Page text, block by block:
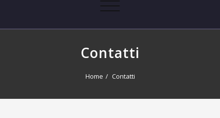
Attiva/disattiva
Contatti
Home Contatti